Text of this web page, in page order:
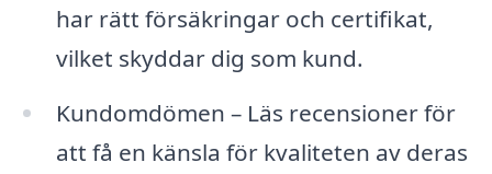
har rätt försäkringar och certifikat,
vilket skyddar dig som kund.
Kundomdömen – Läs recensioner för
att få en känsla för kvaliteten av deras